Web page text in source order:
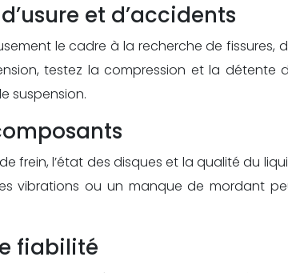
et d’accidents
le cadre à la recherche de fissures,
testez la compression et la détente
suspension.
frein, l’état des disques et la qualité du
vibrations ou un manque de mordant
fiabilité